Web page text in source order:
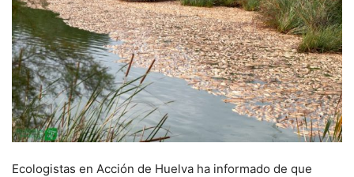
Ecologistas en Acción de Huelva ha informado de que